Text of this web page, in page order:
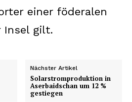
einer föderalen
Insel gilt.
Nächster Artikel
Solarstromproduktion in
Aserbaidschan um 12 %
gestiegen